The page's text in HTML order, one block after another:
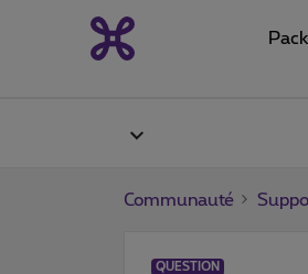
Communauté
QUESTION